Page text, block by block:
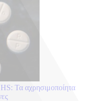
Τα αχρησιμοποίητα